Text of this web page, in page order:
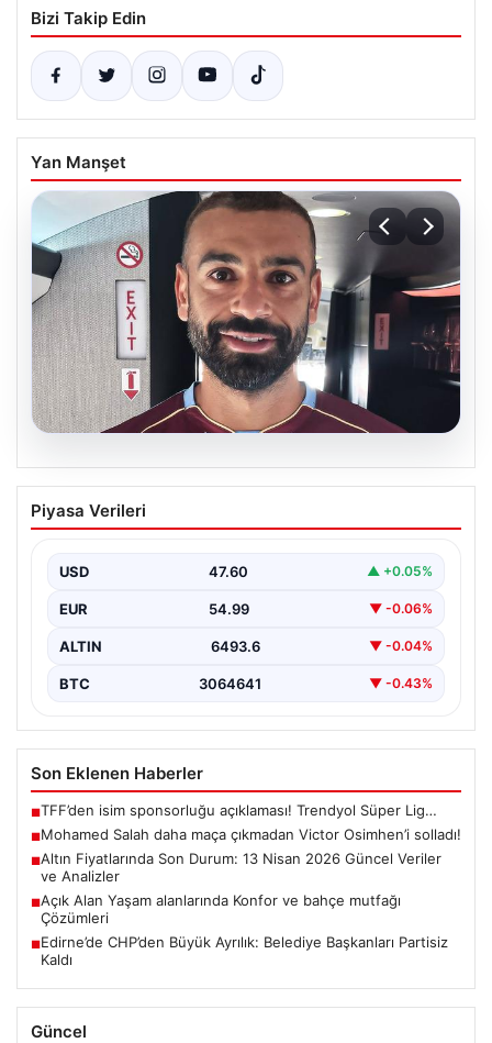
Bizi Takip Edin
Yan Manşet
Mohamed Salah daha maça çıkmadan
Victor Osimhen’i solladı!
Piyasa Verileri
USD 47.60 ▲ +0.05%
EUR 54.99 ▼ -0.06%
ALTIN 6493.6 ▼ -0.04%
BTC 3064641 ▼ -0.43%
Son Eklenen Haberler
■TFF’den isim sponsorluğu açıklaması! Trendyol Süper Lig…
■Mohamed Salah daha maça çıkmadan Victor Osimhen’i solladı!
■Altın Fiyatlarında Son Durum: 13 Nisan 2026 Güncel Veriler
ve Analizler
■Açık Alan Yaşam alanlarında Konfor ve bahçe mutfağı
Çözümleri
■Edirne’de CHP’den Büyük Ayrılık: Belediye Başkanları Partisiz
Kaldı
Güncel